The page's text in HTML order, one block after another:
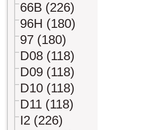
66B (226)
96H (180)
97 (180)
D08 (118)
D09 (118)
D10 (118)
D11 (118)
I2 (226)